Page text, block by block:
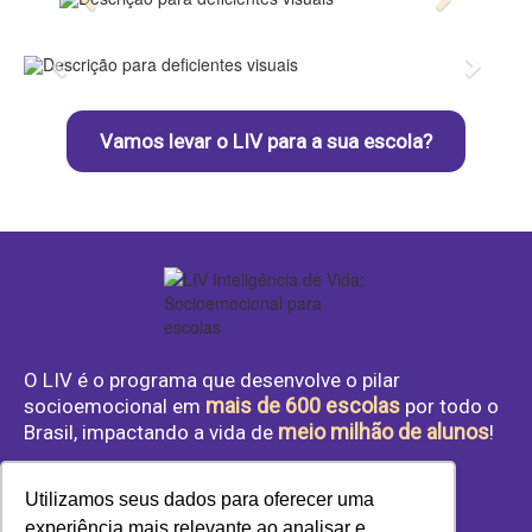
Utilizamos seus dados para oferecer uma
experiência mais relevante ao analisar e
Anterior
Vamos levar o LIV para a sua escola?
O LIV é o programa que desenvolve o pilar
socioemocional em mais de 600 escolas por todo o
Brasil, impactando a vida de meio milhão de alunos!